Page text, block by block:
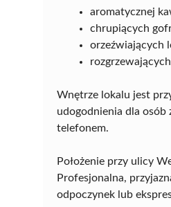
aromatycznej
chrupiących
orzeźwiających
Wnętrze lokalu jest
udogodnienia dla osób
telefonem.
Położenie przy ulicy
Profesjonalna,
odpoczynek lub